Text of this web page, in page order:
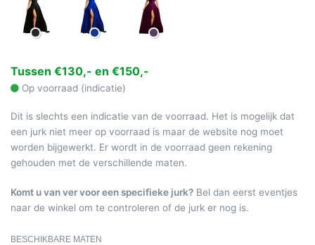
Tussen €130,- en €150,-
Op voorraad (indicatie)
Dit is slechts een indicatie van de voorraad. Het is mogelijk dat
een jurk niet meer op voorraad is maar de website nog moet
worden bijgewerkt. Er wordt in de voorraad geen rekening
gehouden met de verschillende maten.
Komt u van ver voor een specifieke jurk? Bel dan eerst eventjes
naar de winkel om te controleren of de jurk er nog is.
BESCHIKBARE MATEN